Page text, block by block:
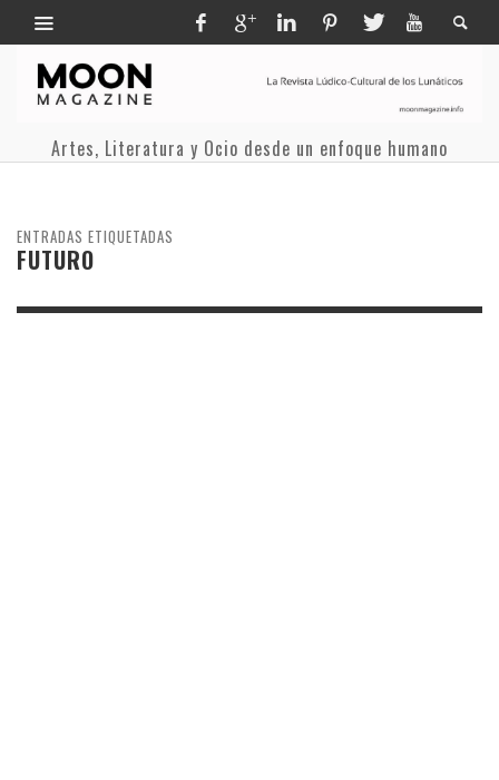
Artes, Literatura y Ocio desde un enfoque humano
ENTRADAS ETIQUETADAS
FUTURO